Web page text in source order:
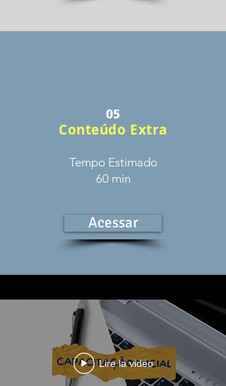
Lire la vidéo
05
Conteúdo Extra
Tempo Estimado
60 min
Acessar